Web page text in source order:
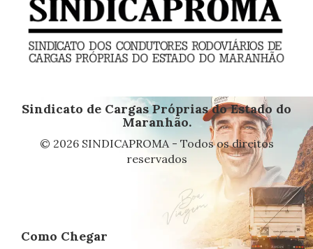
Sindicato de Cargas Próprias do Estado do
Maranhão.
© 2026 SINDICAPROMA - Todos os direitos
reservados
Como Chegar